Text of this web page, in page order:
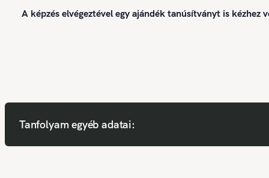
A képzés elvégeztével egy ajándék tanúsítványt is kézhez
Tanfolyam egyéb adatai: